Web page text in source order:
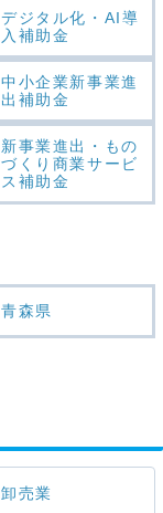
デジタル化・AI導
入補助金
中小企業新事業進
出補助金
新事業進出・もの
づくり商業サービ
ス補助金
青森県
卸売業